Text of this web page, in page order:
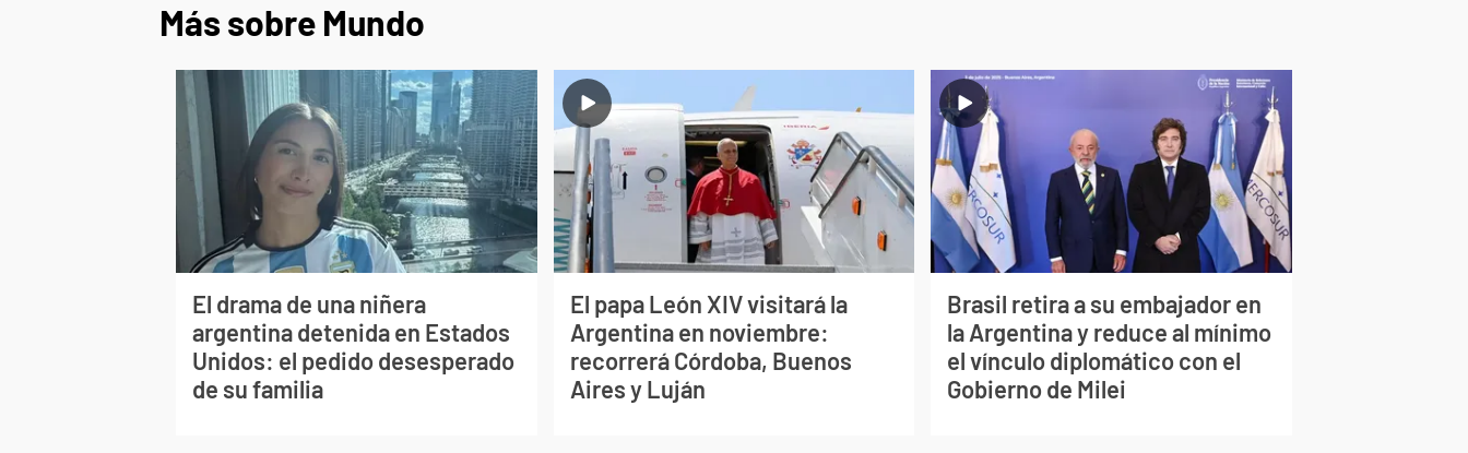
Más sobre Mundo
El drama de una niñera
argentina detenida en Estados
Unidos: el pedido desesperado
de su familia
El papa León XIV visitará la
Argentina en noviembre:
recorrerá Córdoba, Buenos
Aires y Luján
Brasil retira a su embajador en
la Argentina y reduce al mínimo
el vínculo diplomático con el
Gobierno de Milei